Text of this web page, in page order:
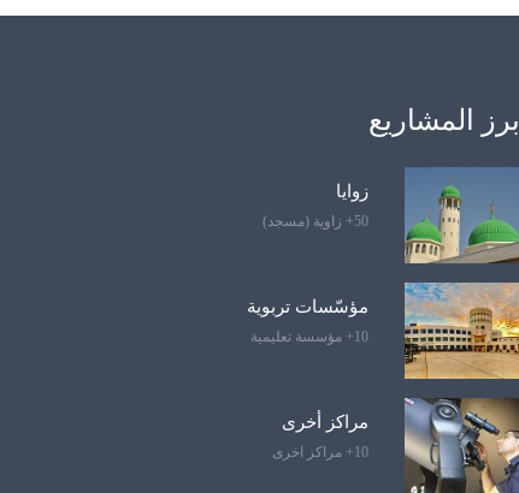
أبرز المشاريع
زوايا
50+ زاوية (مسجد)
مؤسّسات تربوية
10+ مؤسسة تعليمية
مراكز أخرى
10+ مراكز اخرى